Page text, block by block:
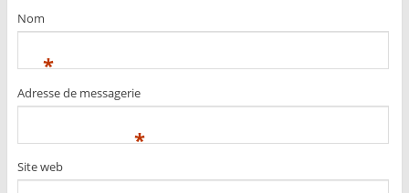
Nom
*
Adresse de messagerie
*
Site web